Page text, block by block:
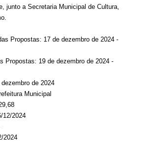
junto a Secretaria Municipal de Cultura,
Propostas: 17 de dezembro de 2024 -
Propostas: 19 de dezembro de 2024 -
de 2024
Municipal
12/2024
2024